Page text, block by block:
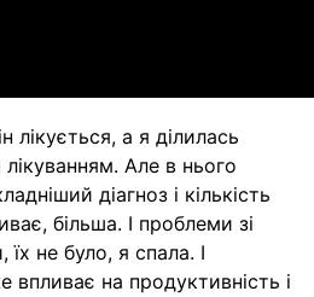
лікується, а я ділилась
Але в нього
діагноз і кількість
більша. І проблеми зі
не було, я спала. І
впливає на продуктивність і